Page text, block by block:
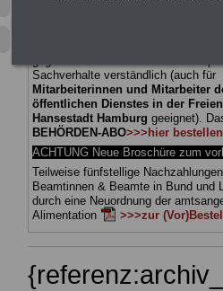
25,00 Euro: Wissenswertes für
Sachverhalte verständlich (auch für
Mitarbeiterinnen und Mitarbeiter
öffentlichen Dienstes in der
Hansestadt Hamburg geeignet).
BEHÖRDEN-ABO>>>hier bestellen
ACHTUNG Neue Broschüre zum
Teilweise fünfstellige
Beamtinnen & Beamte in Bund und
durch eine Neuordnung der
Alimentation
>>>zur